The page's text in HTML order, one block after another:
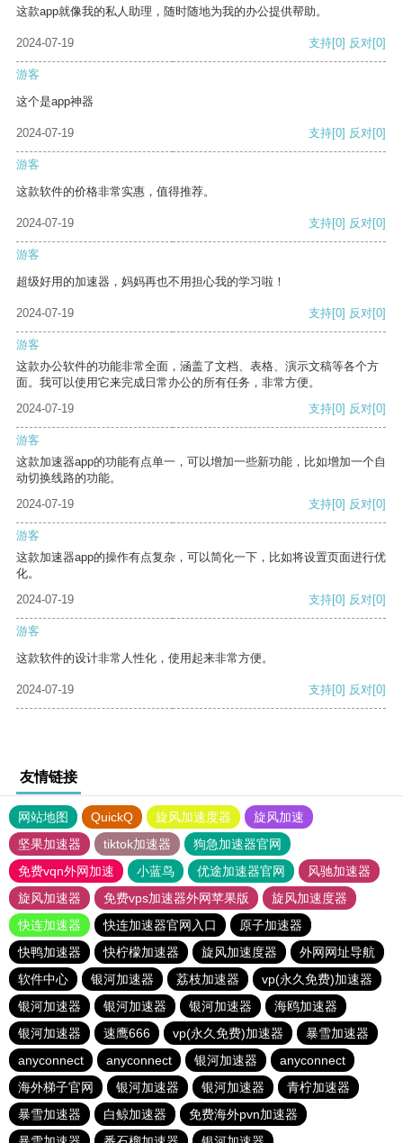
这款app就像我的私人助理，随时随地为我的办公提供帮助。
2024-07-19 支持[0] 反对[0]
游客
这个是app神器
2024-07-19 支持[0] 反对[0]
游客
这款软件的价格非常实惠，值得推荐。
2024-07-19 支持[0] 反对[0]
游客
超级好用的加速器，妈妈再也不用担心我的学习啦！
2024-07-19 支持[0] 反对[0]
游客
这款办公软件的功能非常全面，涵盖了文档、表格、演示文稿等各个方
面。我可以使用它来完成日常办公的所有任务，非常方便。
2024-07-19
支持[0] 反对[0]
游客
这款加速器app的功能有点单一，可以增加一些新功能，比如增加一个自
动切换线路的功能。
2024-07-19
支持[0] 反对[0]
游客
这款加速器app的操作有点复杂，可以简化一下，比如将设置页面进行优
化。
2024-07-19
支持[0] 反对[0]
游客
这款软件的设计非常人性化，使用起来非常方便。
2024-07-19 支持[0] 反对[0]
友情链接
网站地图 QuickQ 旋风加速度器
旋风加速
坚果加速器
tiktok加速器
狗急加速器官网
免费vqn外网加速
小蓝鸟 优途加速器官网
风驰加速器
旋风加速器
免费vps加速器外网苹果版
旋风加速度器
快连加速器
快连加速器官网入口
原子加速器
快鸭加速器
快柠檬加速器 旋风加速度器
外网网址导航
软件中心
银河加速器 荔枝加速器
vp(永久免费)加速器
银河加速器
银河加速器 银河加速器
海鸥加速器
银河加速器
速鹰666 vp(永久免费)加速器
暴雪加速器
anyconnect
anyconnect 银河加速器
anyconnect
海外梯子官网
银河加速器 银河加速器
青柠加速器
暴雪加速器
白鲸加速器
免费海外pvn加速器